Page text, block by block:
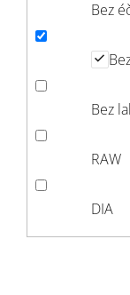
Bez
Bez
RAW
DIA